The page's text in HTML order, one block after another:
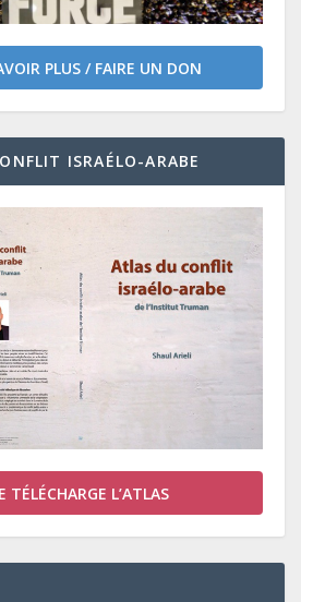
PLUS / FAIRE UN DON
ISRAÉLO-ARABE
TÉLÉCHARGE L’ATLAS